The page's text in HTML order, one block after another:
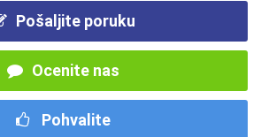
Pošaljite poruku
Ocenite nas
Pohvalite